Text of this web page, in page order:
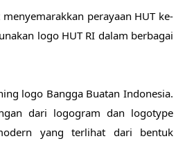
perayaan HUT ke-
logo HUT RI dalam berbagai
logo Bangga Buatan Indonesia.
dari logogram dan logotype
yang terlihat dari bentuk